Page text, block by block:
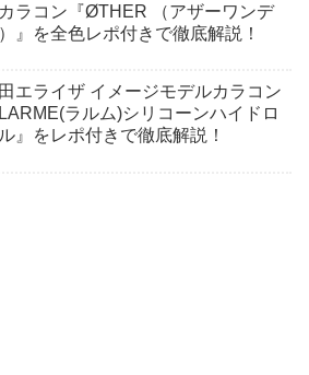
ラコン『ØTHER （アザーワンデ
』を全色レポ付きで徹底解説！
エライザ イメージモデルカラコン
LARME(ラルム)シリコーンハイドロ
』をレポ付きで徹底解説！